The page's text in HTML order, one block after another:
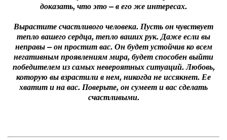
доказать, что это – в его же интересах.
Вырастите счастливого человека. Пусть он чувствует
тепло вашего сердца, тепло ваших рук. Даже если вы
неправы – он простит вас. Он будет устойчив ко всем
негативным проявлениям мира, будет способен выйти
победителем из самых невероятных ситуаций. Любовь,
которую вы взрастили в нем, никогда не иссякнет. Ее
хватит и на вас. Поверьте, он сумеет и вас сделать
счастливыми.